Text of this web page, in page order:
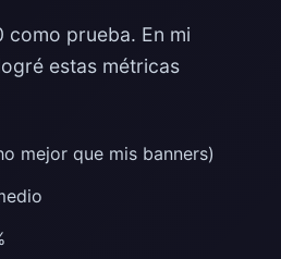
como prueba. En mi
estas métricas
mejor que mis banners)